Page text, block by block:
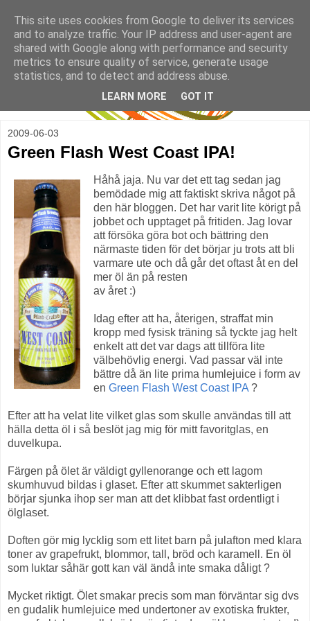
2009-06-03
Green Flash West Coast IPA!
Håhå jaja. Nu var det ett tag sedan jag
bemödade mig att faktiskt skriva något på
den här bloggen. Det har varit lite körigt på
jobbet och upptaget på fritiden. Jag lovar
att försöka göra bot och bättring den
närmaste tiden för det börjar ju trots att bli
varmare ute och då går det oftast åt en del
mer öl än på resten
av året :)
Idag efter att ha, återigen, straffat min
kropp med fysisk träning så tyckte jag helt
enkelt att det var dags att tillföra lite
välbehövlig energi. Vad passar väl inte
bättre då än lite prima humlejuice i form av
en Green Flash West Coast IPA ?
Efter att ha velat lite vilket glas som skulle användas till att
hälla detta öl i så beslöt jag mig för mitt favoritglas, en
duvelkupa.
Färgen på ölet är väldigt gyllenorange och ett lagom
skumhuvud bildas i glaset. Efter att skummet sakterligen
börjar sjunka ihop ser man att det klibbat fast ordentligt i
ölglaset.
Doften gör mig lycklig som ett litet barn på julafton med klara
toner av grapefrukt, blommor, tall, bröd och karamell. En öl
som luktar såhär gott kan väl ändå inte smaka dåligt ?
Mycket riktigt. Ölet smakar precis som man förväntar sig dvs
en gudalik humlejuice med undertoner av exotiska frukter,
This site uses cookies from Google to deliver its services
and to analyze traffic. Your IP address and user-agent are
shared with Google along with performance and security
metrics to ensure quality of service, generate usage
statistics, and to detect and address abuse.
LEARN MORE GOT IT